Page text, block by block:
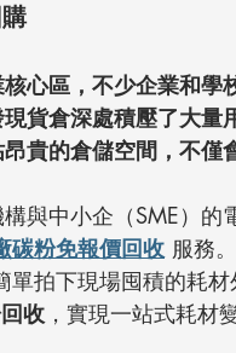
心區，不少企業和學
貨倉深處積壓了大
貴的倉儲空間，不
與中小企（SME）
碳粉免報價回收 服務
單拍下現場囤積的耗
收 ，實現一站式耗材